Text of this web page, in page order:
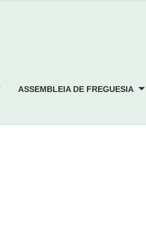
ASSEMBLEIA DE FREGUESIA